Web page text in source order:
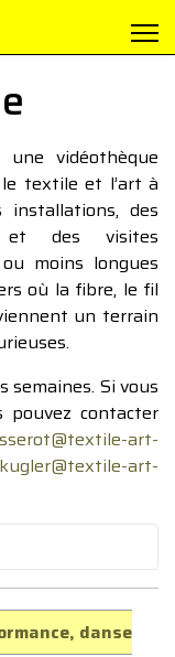
une vidéothèque
textile et l’art à
des
et des visites
moins longues
où la fibre, le fil
un terrain
semaines. Si vous
contacter
art-
art-
danse